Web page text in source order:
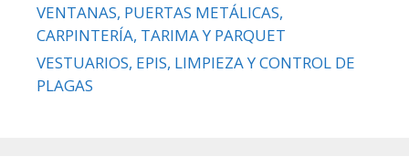
VENTANAS, PUERTAS METÁLICAS,
CARPINTERÍA, TARIMA Y PARQUET
VESTUARIOS, EPIS, LIMPIEZA Y CONTROL DE
PLAGAS